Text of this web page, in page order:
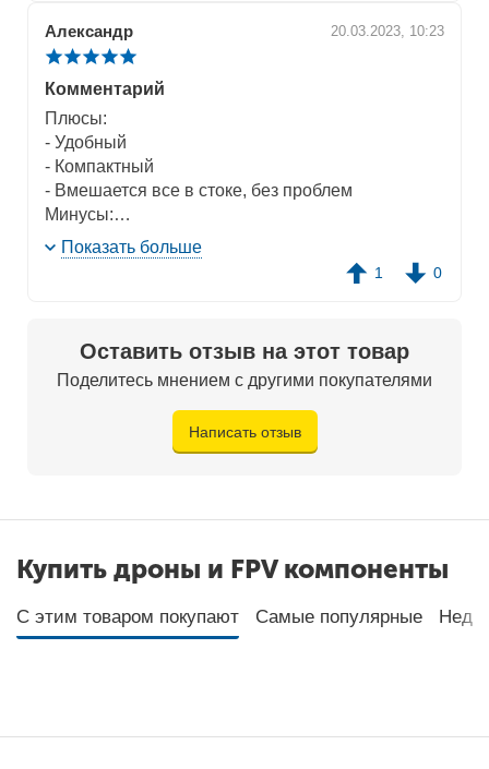
Александр 20.03.2023, 10:23
Комментарий
Плюсы:
- Удобный
- Компактный
- Вмешается все в стоке, без проблем
Минусы:
- Покрытие кейса царапается от малейшего
воздействия
- В кейс не вмешается SMART (считаю это
В целом: Я доволен покупкой
Показать больше
1 0
Оставить отзыв на этот товар
Поделитесь мнением с другими покупателями
Написать отзыв
Купить дроны и FPV компоненты
С этим товаром покупают Самые популярные